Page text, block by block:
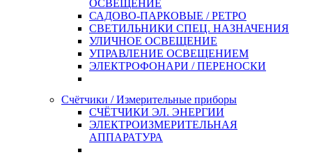
ОСВЕЩЕНИЕ
САДОВО-ПАРКОВЫЕ / РЕТРО
СВЕТИЛЬНИКИ СПЕЦ. НАЗНАЧЕНИЯ
УЛИЧНОЕ ОСВЕЩЕНИЕ
УПРАВЛЕНИЕ ОСВЕЩЕНИЕМ
ЭЛЕКТРОФОНАРИ / ПЕРЕНОСКИ
Счётчики / Измерительные приборы
СЧЁТЧИКИ ЭЛ. ЭНЕРГИИ
ЭЛЕКТРОИЗМЕРИТЕЛЬНАЯ
АППАРАТУРА